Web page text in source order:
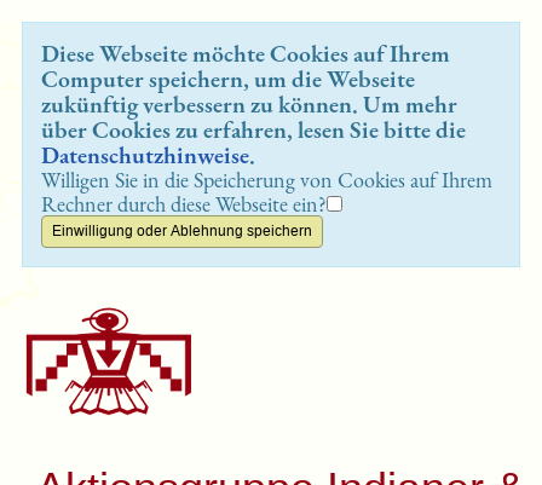
Diese Webseite möchte Cookies auf Ihrem
Computer speichern, um die Webseite
zukünftig verbessern zu können. Um mehr
über Cookies zu erfahren, lesen Sie bitte die
Datenschutzhinweise.
Willigen Sie in die Speicherung von Cookies auf Ihrem
Rechner durch diese Webseite ein?